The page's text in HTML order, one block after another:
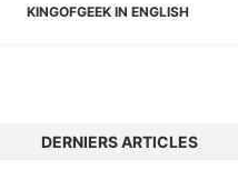
KINGOFGEEK IN ENGLISH
DERNIERS ARTICLES